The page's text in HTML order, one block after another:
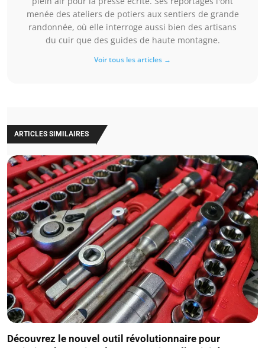
menée des ateliers de potiers aux sentiers de grande
randonnée, où elle interroge aussi bien des artisans
du cuir que des guides de haute montagne.
Voir tous les articles →
ARTICLES SIMILAIRES
Découvrez le nouvel outil révolutionnaire pour